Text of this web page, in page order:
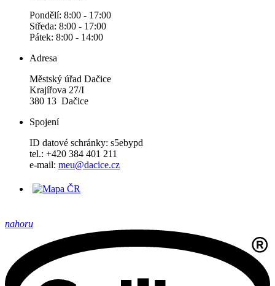
Pondělí: 8:00 - 17:00
Středa: 8:00 - 17:00
Pátek: 8:00 - 14:00
Adresa
Městský úřad Dačice
Krajířova 27/I
380 13 Dačice
Spojení
ID datové schránky: s5ebypd
tel.: +420 384 401 211
e-mail: meu@dacice.cz
nahoru